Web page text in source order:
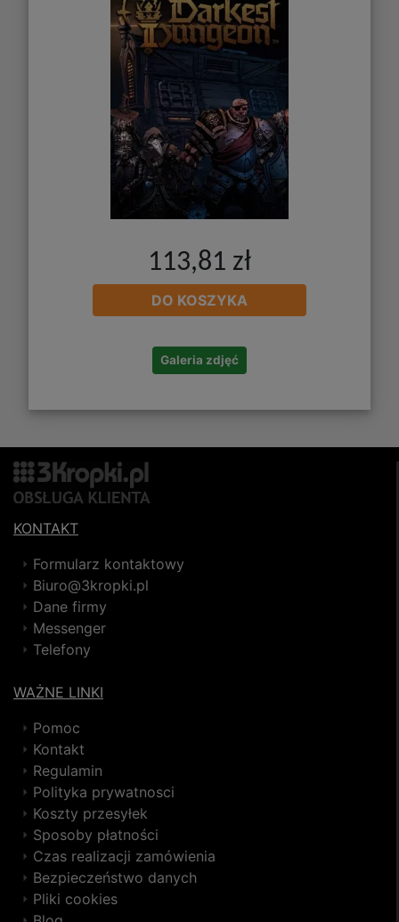
113,81 zł
DO KOSZYKA
Galeria zdjęć
KONTAKT
Formularz kontaktowy
Biuro@3kropki.pl
Dane firmy
Messenger
Telefony
WAŻNE LINKI
Pomoc
Kontakt
Regulamin
Polityka prywatnosci
Koszty przesyłek
Sposoby płatności
Czas realizacji zamówienia
Bezpieczeństwo danych
Pliki cookies